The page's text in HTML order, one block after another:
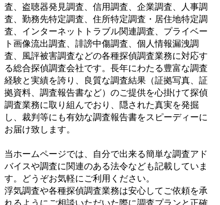
査、盗聴器発見調査、信用調査、企業調査、人事調
査、勤務先特定調査、住所特定調査・居住地特定調
査、インターネットトラブル関連調査、プライベー
ト画像流出調査、誹謗中傷調査、個人情報漏洩調
査、風評被害調査などの各種探偵調査業務に対応す
る総合探偵調査会社です。長年にわたる豊富な調査
経験と実績を誇り、良質な調査結果（証拠写真、証
拠資料、調査報告書など）のご提供を心掛けて探偵
調査業務に取り組んでおり、隠された真実を発掘
し、裁判等にも有効な調査報告書をスピーディーに
お届け致します。
当ホームページでは、自分で出来る簡単な調査アド
バイスや調査に関連のある法令なども記載していま
す。どうぞお気軽にご利用ください。
浮気調査や各種探偵調査業務は安心してご依頼を承
れるようにご相談いただいた際に調査プランと正確